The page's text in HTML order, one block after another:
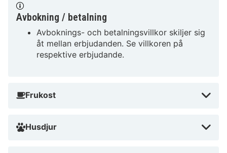
Avbokning / betalning
Avboknings- och betalningsvillkor skiljer sig
åt mellan erbjudanden. Se villkoren på
respektive erbjudande.
Frukost
Husdjur